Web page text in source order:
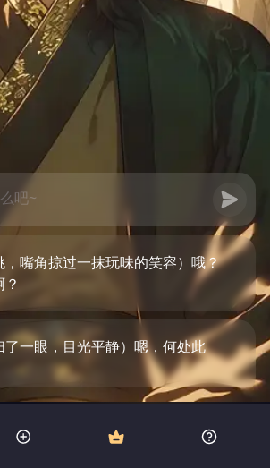
，嘴角掠过一抹玩味的笑容）哦？
了一眼，目光平静）嗯，何处此